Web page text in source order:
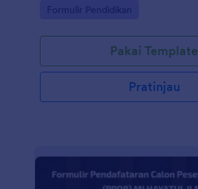
Go to Category:
Formulir Pendidikan
Pakai Template
Pratinjau